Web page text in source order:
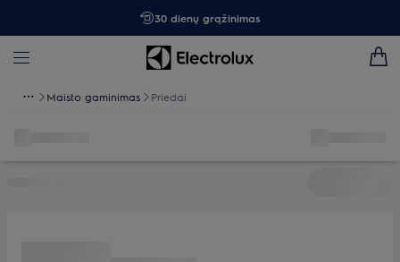
30 dienų grąžinimas
Maisto gaminimas Priedai